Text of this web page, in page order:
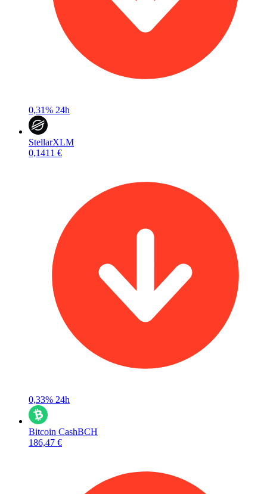
0,31% 24h
StellarXLM
0,1411 €
0,33% 24h
Bitcoin CashBCH
186,47 €